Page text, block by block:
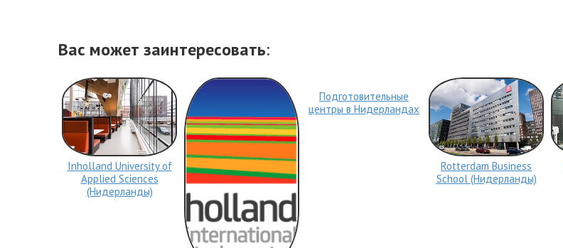
Вас может заинтересовать:
Inholland University of
Applied Sciences
(Нидерланды)
Подготовительные
центры в Нидерландах
Rotterdam Business
School (Нидерланды)